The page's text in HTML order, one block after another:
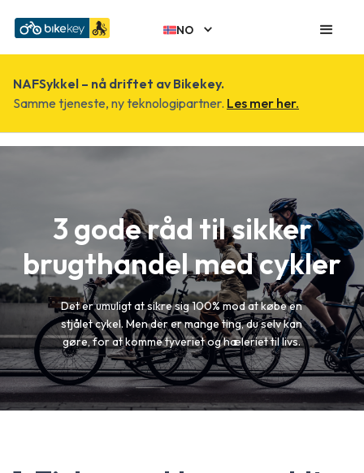
NO
NAFSykkel – nå driftet av Bikekey.
Samme tjeneste, ny teknologipartner. Les mer her.
3 gode råd til sikker
brugthandel med cykler
Det er umuligt at sikre sig 100% mod at købe en
stjålet cykel. Men der er mange ting, du selv kan
gøre, for at komme tyveriet og hæleriet til livs.